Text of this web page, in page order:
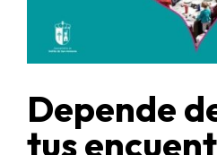
Depende
tus